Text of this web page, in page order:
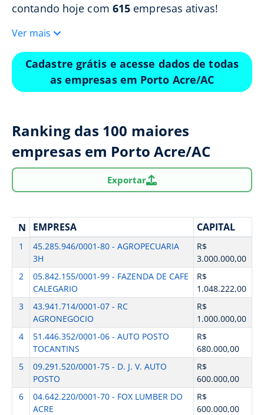
contando hoje com 615 empresas ativas!
Ver mais
Cadastre grátis e acesse dados de todas
as empresas em Porto Acre/AC
Ranking das 100 maiores
empresas em Porto Acre/AC
Exportar
N EMPRESA CAPITAL
1
45.285.946/0001-80 - AGROPECUARIA
3H
R$
3.000.000,00
2
05.842.155/0001-99 - FAZENDA DE CAFE
CALEGARIO
R$
1.048.222,00
3
43.941.714/0001-07 - RC
AGRONEGOCIO
R$
1.000.000,00
4
51.446.352/0001-06 - AUTO POSTO
TOCANTINS
R$
680.000,00
5
09.291.520/0001-75 - D. J. V. AUTO
POSTO
R$
600.000,00
6
04.642.220/0001-70 - FOX LUMBER DO
ACRE
R$
600.000,00